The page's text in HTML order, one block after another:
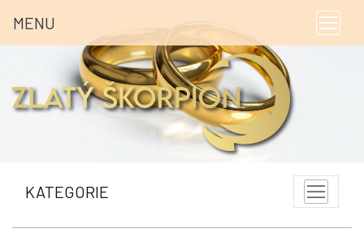
MENU
KATEGORIE